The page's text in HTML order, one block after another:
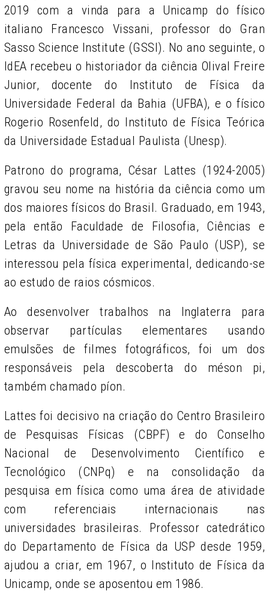
2019 com a vinda para a Unicamp do físico
italiano Francesco Vissani, professor do Gran
Sasso Science Institute (GSSI). No ano seguinte, o
IdEA recebeu o historiador da ciência Olival Freire
Junior, docente do Instituto de Física da
Universidade Federal da Bahia (UFBA), e o físico
Rogerio Rosenfeld, do Instituto de Física Teórica
da Universidade Estadual Paulista (Unesp).
Patrono do programa, César Lattes (1924-2005)
gravou seu nome na história da ciência como um
dos maiores físicos do Brasil. Graduado, em 1943,
pela então Faculdade de Filosofia, Ciências e
Letras da Universidade de São Paulo (USP), se
interessou pela física experimental, dedicando-se
ao estudo de raios cósmicos.
Ao desenvolver trabalhos na Inglaterra para
observar partículas elementares usando
emulsões de filmes fotográficos, foi um dos
responsáveis pela descoberta do méson pi,
também chamado píon.
Lattes foi decisivo na criação do Centro Brasileiro
de Pesquisas Físicas (CBPF) e do Conselho
Nacional de Desenvolvimento Científico e
Tecnológico (CNPq) e na consolidação da
pesquisa em física como uma área de atividade
com referenciais internacionais nas
universidades brasileiras. Professor catedrático
do Departamento de Física da USP desde 1959,
ajudou a criar, em 1967, o Instituto de Física da
Unicamp, onde se aposentou em 1986.